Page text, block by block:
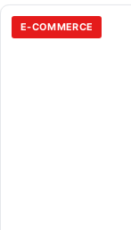
E-COMMERCE